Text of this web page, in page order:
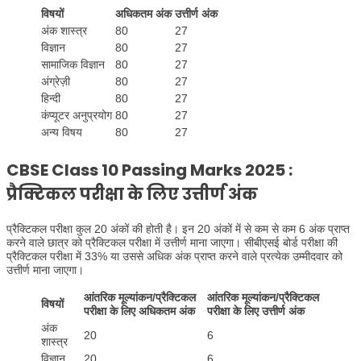
विषयों अधिकतम अंक उत्तीर्ण अंक
अंक शास्त्र
80
27
विज्ञान
80
27
सामाजिक विज्ञान
80
27
अंग्रेज़ी
80
27
हिन्दी
80
27
कंप्यूटर अनुप्रयोग 80
27
अन्य विषय
80 27
CBSE Class 10 Passing Marks 2025 :
प्रैक्टिकल परीक्षा के लिए उत्तीर्ण अंक
प्रैक्टिकल परीक्षा कुल 20 अंकों की होती है। इन 20 अंकों में से कम से कम 6 अंक प्राप्त
करने वाले छात्र को प्रैक्टिकल परीक्षा में उत्तीर्ण माना जाएगा। सीबीएसई बोर्ड परीक्षा की
प्रैक्टिकल परीक्षा में 33% या उससे अधिक अंक प्राप्त करने वाले प्रत्येक उम्मीदवार को
उत्तीर्ण माना जाएगा।
विषयों
आंतरिक मूल्यांकन/प्रैक्टिकल
परीक्षा के लिए अधिकतम अंक
आंतरिक मूल्यांकन/प्रैक्टिकल
परीक्षा के लिए उत्तीर्ण अंक
अंक
शास्त्र
20
6
विज्ञान
20 6